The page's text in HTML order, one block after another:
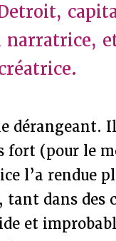
dérangeant.
fort (pour le
l’a rendue
dans des
et